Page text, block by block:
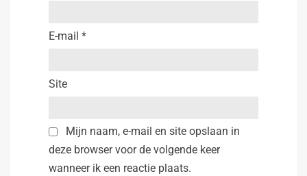
E-mail *
Site
Mijn naam, e-mail en site opslaan in
deze browser voor de volgende keer
wanneer ik een reactie plaats.